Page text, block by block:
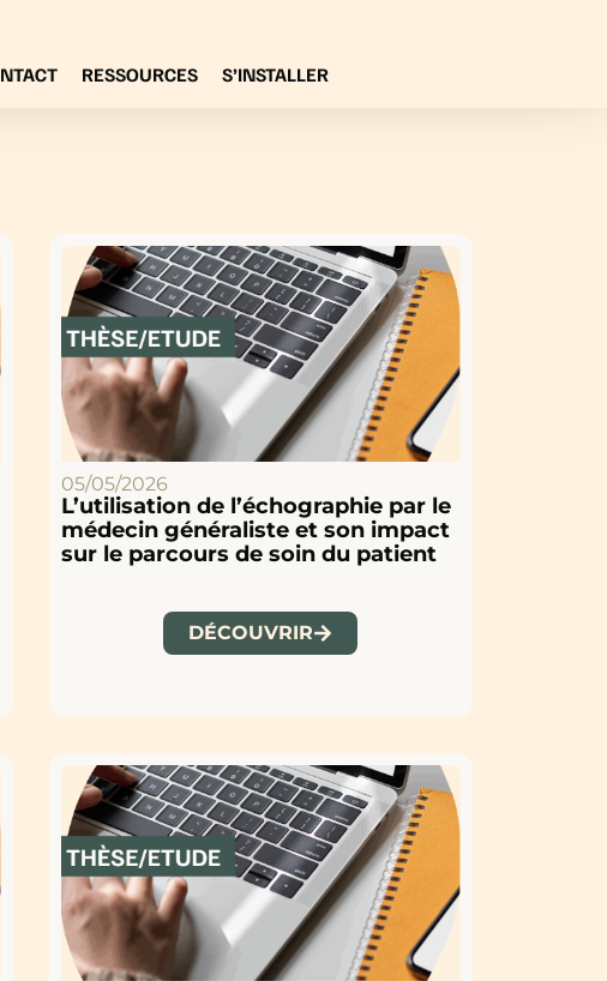
RESSOURCES S’INSTALLER
05/05/2026
L’utilisation de l’échographie par le
médecin généraliste et son impact
sur le parcours de soin du patient
DÉCOUVRIR